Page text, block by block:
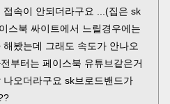
속이 안되더라구요 ...(집은 sk
스북 싸이트에서 느릴경우에는
봤는데 그래도 속도가 안나오
부터는 페이스북 유튜브같은거
오더라구요 sk브로드밴드가